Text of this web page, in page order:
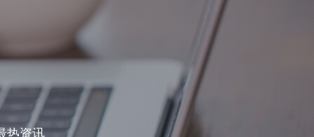
热资讯